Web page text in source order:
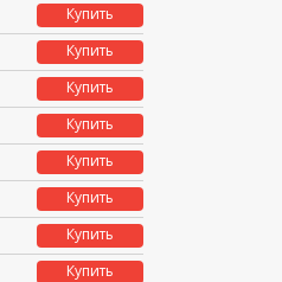
Купить
Купить
Купить
Купить
Купить
Купить
Купить
Купить